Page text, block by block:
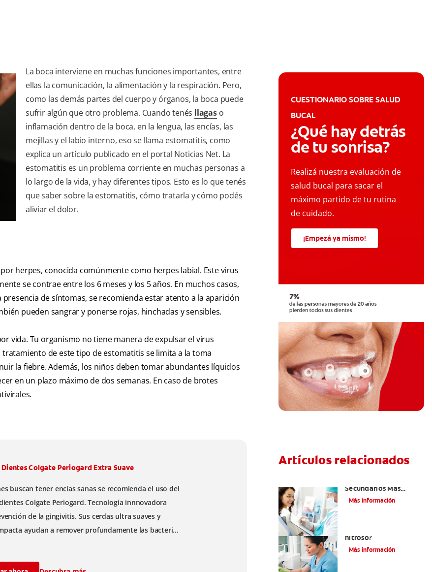
La boca interviene en muchas funciones importantes, entre
ellas la comunicación, la alimentación y la respiración. Pero,
como las demás partes del cuerpo y órganos, la boca puede
sufrir algún que otro problema. Cuando tenés llagaso
inflamación dentro de la boca, en la lengua, las encías, las
mejillas y el labio interno, eso se llama estomatitis, como
explica un artículo publicado en el portal Noticias Net. La
estomatitis es un problema corriente en muchas personas a
lo largo de la vida, y hay diferentes tipos. Esto es lo que tenés
que saber sobre la estomatitis, cómo tratarla y cómo podés
aliviar el dolor.
herpes, conocida comúnmente como herpes labial. Este virus
se contrae entre los 6 meses y los 5 años. En muchos casos,
de síntomas, se recomienda estar atento a la aparición
pueden sangrar y ponerse rojas, hinchadas y sensibles.
vida. Tu organismo no tiene manera de expulsar el virus
de este tipo de estomatitis se limita a la toma
la fiebre. Además, los niños deben tomar abundantes líquidos
en un plazo máximo de dos semanas. En caso de brotes
Colgate Periogard Extra Suave
buscan tener encías sanas se recomienda el uso del
Colgate Periogard. Tecnología innnovadora
de la gingivitis. Sus cerdas ultra suaves y
ayudan a remover profundamente las bacterias
CUESTIONARIO SOBRE SALUD
BUCAL
¿Qué hay detrás
de tu sonrisa?
Realizá nuestra evaluación de
salud bucal para sacar el
máximo partido de tu rutina
de cuidado.
¡Empezá ya mismo!
Artículos relacionados
Secundarios Más
Comunes De La
Más información
nitroso?
Más información